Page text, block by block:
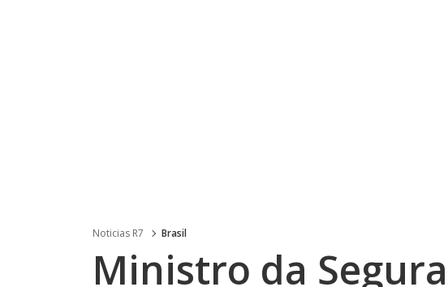
Noticias R7 Brasil
Ministro da